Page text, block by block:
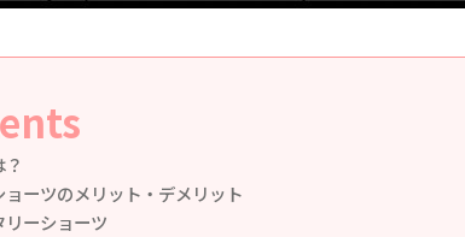
ーツのメリット・デメリット
ーショーツ